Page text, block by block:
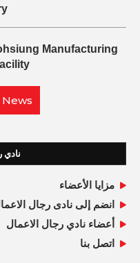
Manufacturing
نادي
مزايا الأعضاء
انضم إلى نادى رجال
أعضاء نادي رجال الاعمال
اتصل بنا